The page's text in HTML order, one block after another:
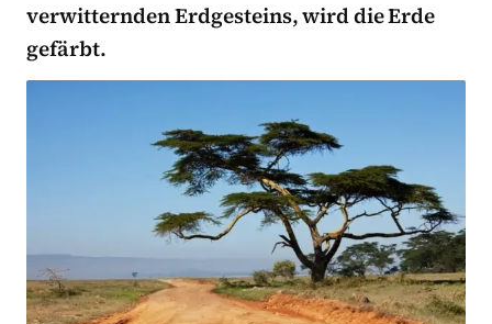
verwitternden Erdgesteins, wird die Erde
gefärbt.